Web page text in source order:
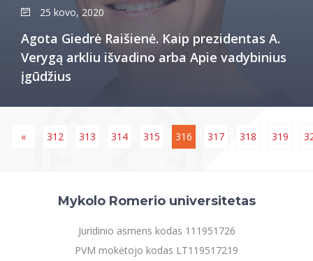
25 kovo, 2020
Agota Giedrė Raišienė. Kaip prezidentas A.
Verygą arkliu išvadino arba Apie vadybinius
įgūdžius
« 312 313 314 315 316 317 318 319
Mykolo Romerio universitetas
Juridinio asmens kodas 111951726
PVM mokėtojo kodas LT119517219